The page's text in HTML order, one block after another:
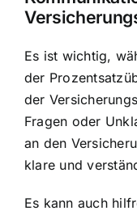
Es ist wichtig,
der
der
Fragen oder
an den
klare und
Es kann auch